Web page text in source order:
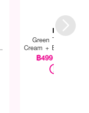
INGU
Green Tea Calming
Cream + Biome
฿499